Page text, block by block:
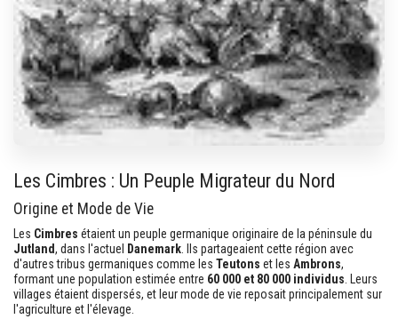
Les Cimbres : Un Peuple Migrateur du Nord
Origine et Mode de Vie
Les Cimbres étaient un peuple germanique originaire de la péninsule du
Jutland, dans l'actuel Danemark . Ils partageaient cette région avec
d'autres tribus germaniques comme les Teutons et les Ambrons,
formant une population estimée entre 60 000 et 80 000 individus . Leurs
villages étaient dispersés, et leur mode de vie reposait principalement sur
l'agriculture et l'élevage.